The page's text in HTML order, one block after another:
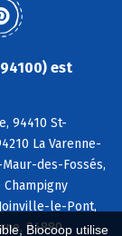
Biocoop utilise
est
94410 St-
La Varenne-
des-Fossés,
le-Pont,
94880